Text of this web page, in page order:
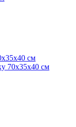
70x35x40 см